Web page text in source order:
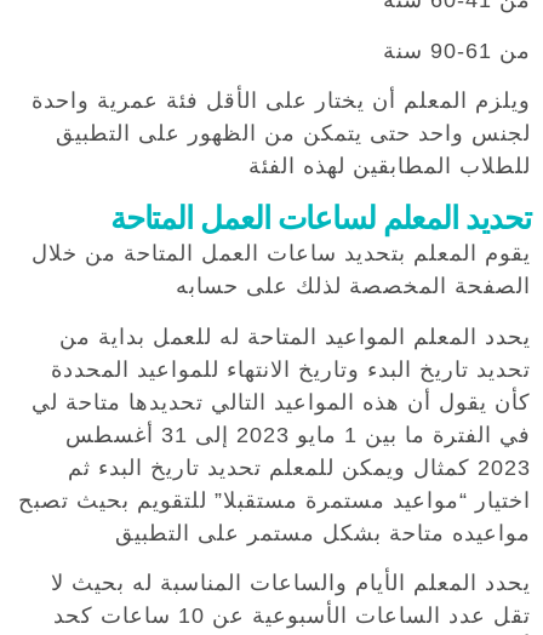
من 61-90 سنة
ويلزم المعلم أن يختار على الأقل فئة عمرية واحدة
لجنس واحد حتى يتمكن من الظهور على التطبيق
للطلاب المطابقين لهذه الفئة
تحديد المعلم لساعات العمل المتاحة
يقوم المعلم بتحديد ساعات العمل المتاحة من خلال
الصفحة المخصصة لذلك على حسابه
يحدد المعلم المواعيد المتاحة له للعمل بداية من
تحديد تاريخ البدء وتاريخ الانتهاء للمواعيد المحددة
كأن يقول أن هذه المواعيد التالي تحديدها متاحة لي
في الفترة ما بين 1 مايو 2023 إلى 31 أغسطس
2023 كمثال ويمكن للمعلم تحديد تاريخ البدء ثم
اختيار “مواعيد مستمرة مستقبلا” للتقويم بحيث تصبح
مواعيده متاحة بشكل مستمر على التطبيق
تقل عدد الساعات الأسبوعية عن 10 ساعات كحد